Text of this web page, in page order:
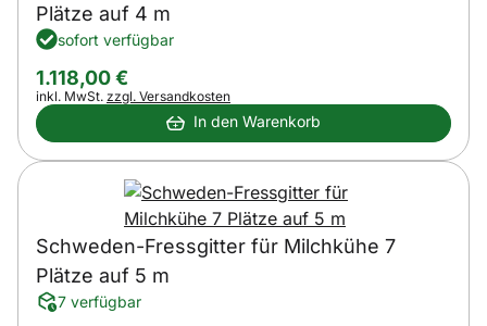
Plätze auf 4 m
sofort verfügbar
1.118,00€
Steuerhinweis:
inkl. MwSt. zzgl. Versandkosten
In den Warenkorb
Schweden-Fressgitter für Milchkühe 7
Plätze auf 5 m
7 verfügbar